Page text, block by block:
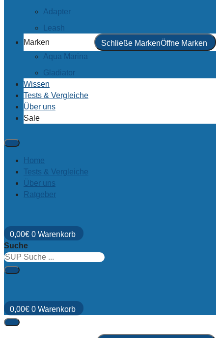
Adapter
Leash
Marken
Schließe MarkenÖffne Marken
Aqua Marina
Gladiator
Wissen
Tests & Vergleiche
Über uns
Sale
Home
Tests & Vergleiche
Über uns
Ratgeber
0,00€ 0 Warenkorb
Suche
0,00€ 0 Warenkorb